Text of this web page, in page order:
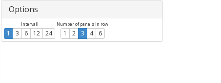
Options
Intervall
1 3 6 12 24
Number of panels in row
1 2 3 4 6